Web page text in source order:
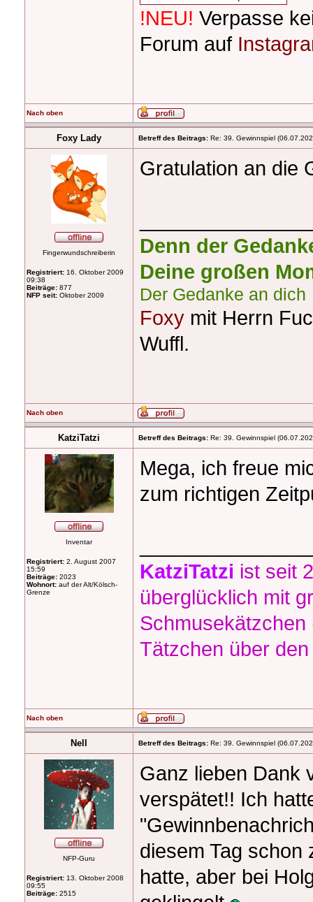
!NEU! Verpasse
Forum auf
Nach oben
Foxy Lady Betreff des Beitrags: Re: 39. Gewinnspiel
Fingerwundschreiberin
Registriert: 16. Oktober 2009
09:38
Beiträge: 877
NFP seit: Oktober 2009
Gratulation an die
Denn der
Deine großen
Der Gedanke an dich
Foxy mit Herrn
Wuffl.
Nach oben
KatziTatzi Betreff des Beitrags: Re: 39. Gewinnspiel
Inventar
Registriert: 2. August 2007
15:59
Beiträge: 2023
Wohnort: auf der Alt/Kölsch-
Grenze
Mega, ich freue
zum richtigen
KatziTatzi ist seit
überglücklich mit
Tätzchen über
Nach oben
Nell Betreff des Beitrags: Re: 39. Gewinnspiel
NFP-Guru
Registriert: 13. Oktober 2008
09:55
Beiträge: 2515
Ganz lieben Dank
verspätet!! Ich
diesem Tag schon
hatte, aber bei